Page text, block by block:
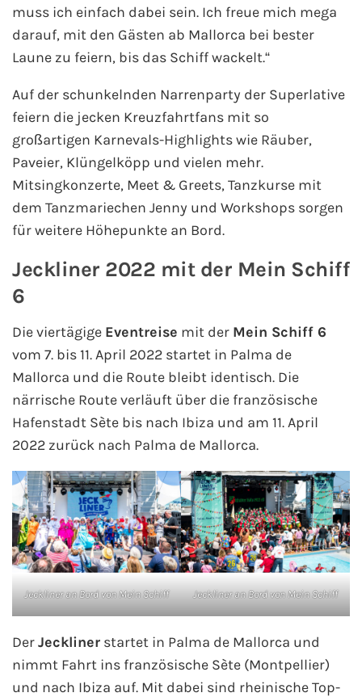
Kreuzfahrt-Themen
Kreuzfahrt buchen
muss ich einfach dabei sein. Ich freue mich mega
darauf, mit den Gästen ab Mallorca bei bester
Laune zu feiern, bis das Schiff wackelt.“
Auf der schunkelnden Narrenparty der Superlative
feiern die jecken Kreuzfahrtfans mit so
großartigen Karnevals-Highlights wie Räuber,
Paveier, Klüngelköpp und vielen mehr.
Mitsingkonzerte, Meet & Greets, Tanzkurse mit
dem Tanzmariechen Jenny und Workshops sorgen
für weitere Höhepunkte an Bord.
Jeckliner 2022 mit der Mein Schiff
6
Die viertägige Eventreise mit der Mein Schiff 6
vom 7. bis 11. April 2022 startet in Palma de
Mallorca und die Route bleibt identisch. Die
närrische Route verläuft über die französische
Hafenstadt Sète bis nach Ibiza und am 11. April
2022 zurück nach Palma de Mallorca.
Jeckliner an Bord von Mein Schiff Jeckliner an Bord von Mein Schiff
DerJeckliner startet in Palma de Mallorca und
nimmt Fahrt ins französische Sète (Montpellier)
und nach Ibiza auf. Mit dabei sind rheinische Top-